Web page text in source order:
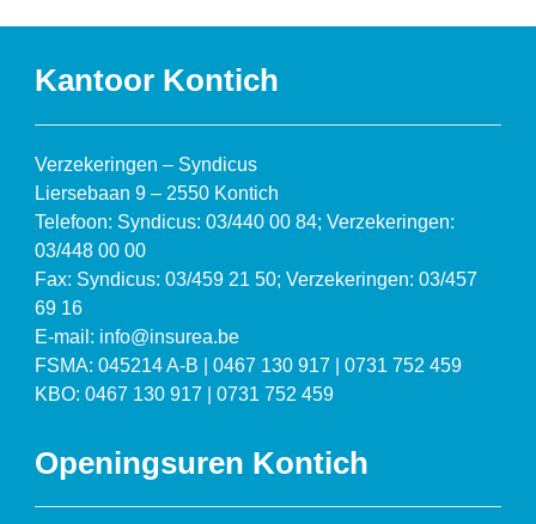
Kantoor Kontich
Verzekeringen – Syndicus
Liersebaan 9 – 2550 Kontich
Telefoon: Syndicus: 03/440 00 84; Verzekeringen:
03/448 00 00
Fax: Syndicus: 03/459 21 50; Verzekeringen: 03/457
69 16
E-mail: info@insurea.be
FSMA: 045214 A-B | 0467 130 917 | 0731 752 459
KBO: 0467 130 917 | 0731 752 459
Openingsuren Kontich